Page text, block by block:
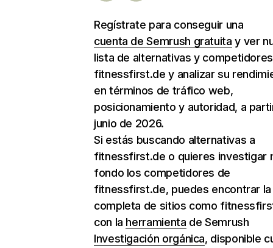
Regístrate para conseguir una
cuenta de Semrush gratuita y ver
lista de alternativas y
fitnessfirst.de y analizar su
en términos de tráfico web,
posicionamiento y autoridad, a
junio de 2026.
Si estás buscando alternativas a
fitnessfirst.de o quieres investigar
fondo los competidores de
fitnessfirst.de, puedes encontrar
completa de sitios como
con la herramienta de Semrush
Investigación orgánica, disponible